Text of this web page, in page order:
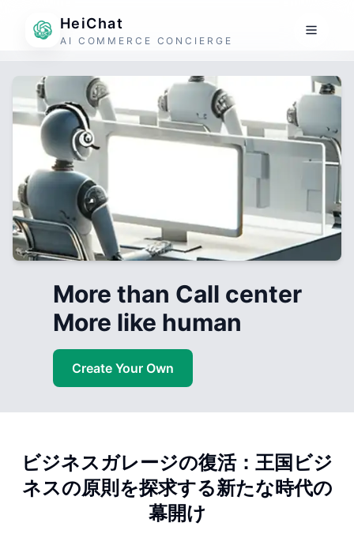
HeiChat
AI COMMERCE CONCIERGE
More than Call center
More like human
Create Your Own
ビジネスガレージの復活：王国ビジ
ネスの原則を探求する新たな時代の
幕開け